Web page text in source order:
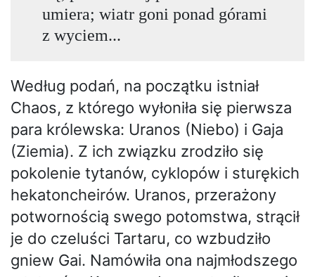
umiera; wiatr goni ponad górami
z wyciem...
Według podań, na początku istniał
Chaos, z którego wyłoniła się pierwsza
para królewska: Uranos (Niebo) i Gaja
(Ziemia). Z ich związku zrodziło się
pokolenie tytanów, cyklopów i sturękich
hekatoncheirów. Uranos, przerażony
potwornością swego potomstwa, strącił
je do czeluści Tartaru, co wzbudziło
gniew Gai. Namówiła ona najmłodszego